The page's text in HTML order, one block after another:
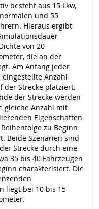
besteht aus 15 Lkw,
und 55
Hieraus ergibt
von 20
die an der
Am Anfang jeder
Anzahl
der Strecke platziert.
der Strecke werden
gleiche Anzahl mit
Eigenschaften
zu Beginn
Beide Szenarien sind
Strecke durch eine
35 bis 40 Fahrzeugen
charakterisiert. Die
liegt bei 10 bis 15